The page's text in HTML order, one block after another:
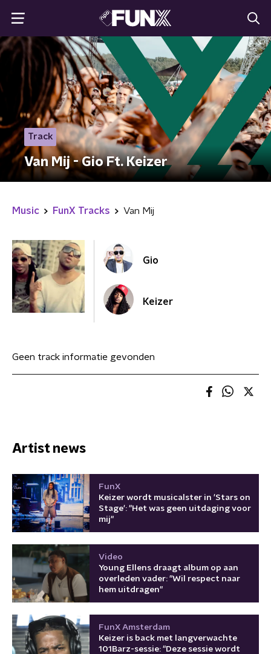
Track
Van Mij - Gio Ft. Keizer
Music FunX Tracks Van Mij
Gio
Keizer
Geen track informatie gevonden
Artist news
FunX
Keizer wordt musicalster in 'Stars on
Stage': "Het was geen uitdaging voor
mij"
Video
Young Ellens draagt album op aan
overleden vader: "Wil respect naar
hem uitdragen"
FunX Amsterdam
Keizer is back met langverwachte
101Barz-sessie: "Deze sessie wordt